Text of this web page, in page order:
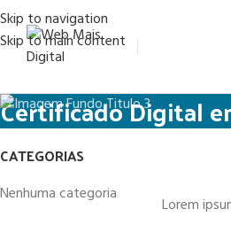
Skip to navigation
Skip to main content
Certificado Digital
CATEGORIAS
Nenhuma categoria
Lorem